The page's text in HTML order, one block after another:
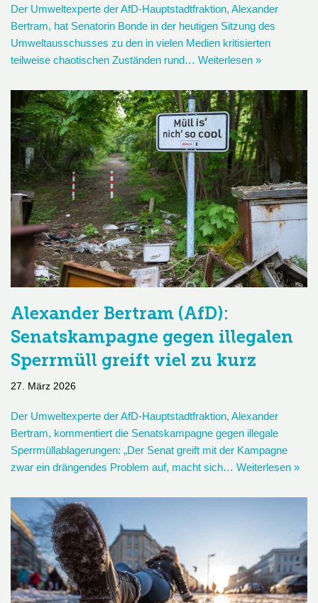
Der Umweltexperte der AfD-Hauptstadtfraktion, Alexander
Bertram, hat Senatorin Bonde in der heutigen Sitzung des
Umweltausschusses zu den in vielen Medien kritisierten
teilweise chaotischen Zuständen rund… Weiterlesen »
Alexander Bertram (AfD):
Senatskampagne gegen illegalen
Sperrmüll greift viel zu kurz
27. März 2026
Der Umweltexperte der AfD-Hauptstadtfraktion, Alexander
Bertram, kommentiert die Senatskampagne gegen illegale
Sperrmüllablagerungen: „Der Senat greift mit der Kampagne
zwar ein drängendes Problem auf, macht sich… Weiterlesen »